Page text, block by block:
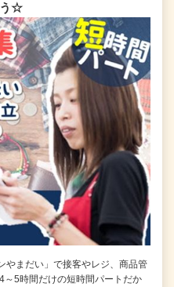
う☆
やまだい」で接客やレジ、商品管
～5時間だけの短時間パートだか